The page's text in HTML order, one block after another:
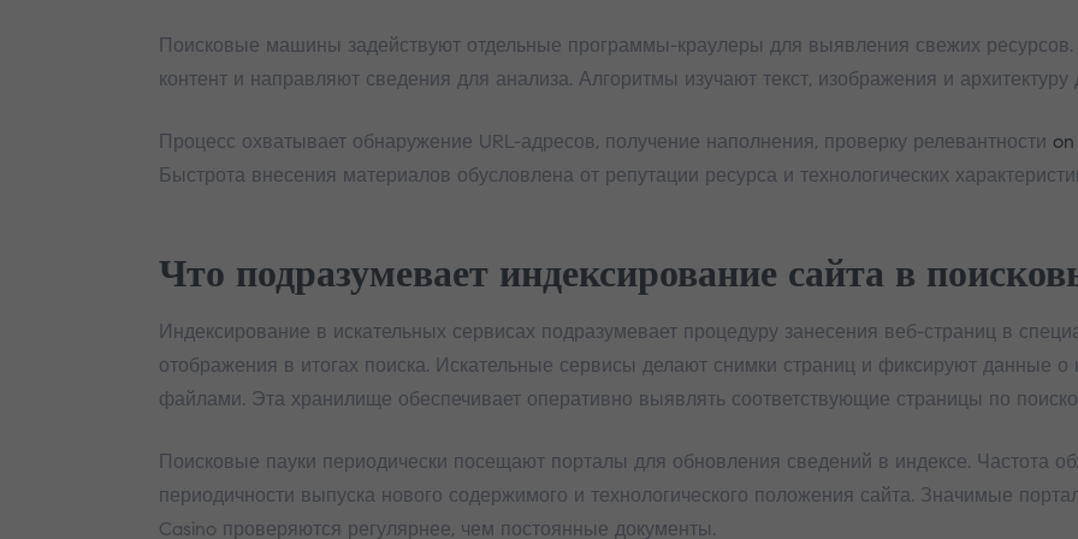
Поисковые машины задействуют отдельные программы-краулеры для выявления свежих
контент и направляют сведения для анализа. Алгоритмы изучают текст, изображения и архитектуру
Процесс охватывает обнаружение URL-адресов, получение наполнения, проверку релевантности
Быстрота внесения материалов обусловлена от репутации ресурса и технологических
Что подразумевает индексирование сайта в
Индексирование в искательных сервисах подразумевает процедуру занесения веб-страниц в
отображения в итогах поиска. Искательные сервисы делают снимки страниц и фиксируют данные о
файлами. Эта хранилище обеспечивает оперативно выявлять соответствующие страницы по
Поисковые пауки периодически посещают порталы для обновления сведений в индексе. Частота
периодичности выпуска нового содержимого и технологического положения сайта. Значимые
Casino проверяются регулярнее, чем постоянные документы.